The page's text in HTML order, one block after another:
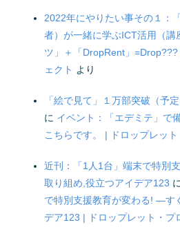
2022年にやりたい事その１：
者）が一緒に学ぶICT活用（講
ツ」＋「DropRent」
ェクト より
「絵で見て」１万部突破（予
に イベント：「エデミテ」
こちらです。 | ドロップレット
近刊：「1人1台」端末で特別
取り組め,役立つアイデア123
で特別支援教育が変わる! ―す
デア123 | ドロップレット・プ